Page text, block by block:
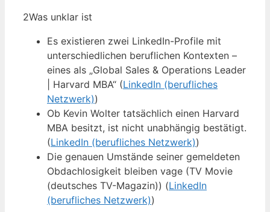
2Was unklar ist
Es existieren zwei LinkedIn-Profile mit
unterschiedlichen beruflichen Kontexten –
eines als „Global Sales & Operations Leader
| Harvard MBA“ (LinkedIn (berufliches
Netzwerk))
Ob Kevin Wolter tatsächlich einen Harvard
MBA besitzt, ist nicht unabhängig bestätigt.
(LinkedIn (berufliches Netzwerk))
Die genauen Umstände seiner gemeldeten
Obdachlosigkeit bleiben vage (TV Movie
(deutsches TV-Magazin)) (LinkedIn
(berufliches Netzwerk))